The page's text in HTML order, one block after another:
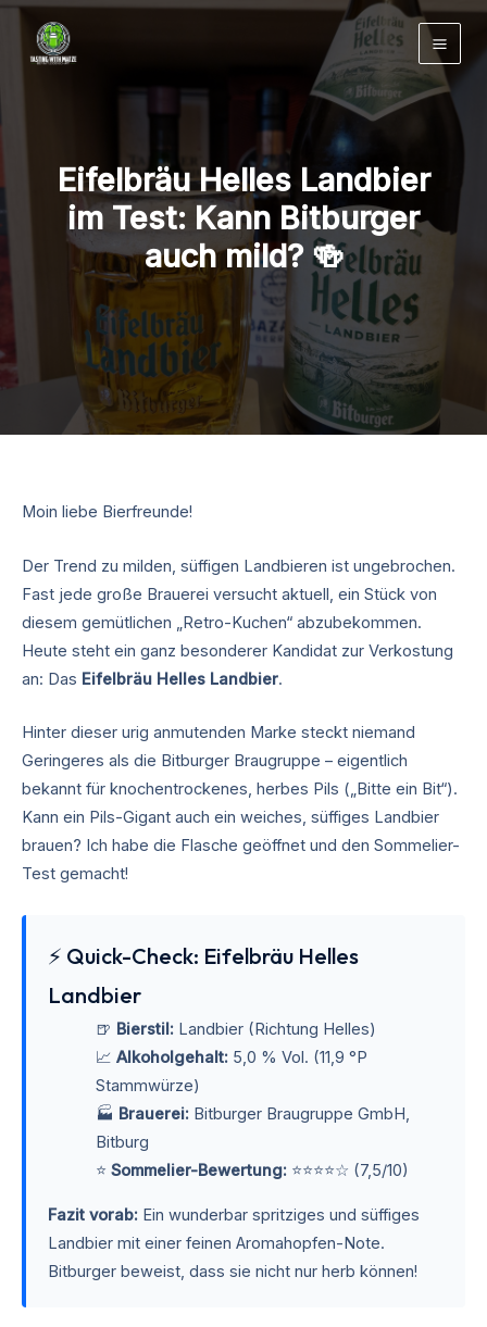
Zum
Inhalt
springen
Eifelbräu Helles Landbier
im Test: Kann Bitburger
auch mild? 🍻
Moin liebe Bierfreunde!
Der Trend zu milden, süffigen Landbieren ist ungebrochen.
Fast jede große Brauerei versucht aktuell, ein Stück von
diesem gemütlichen „Retro-Kuchen“ abzubekommen.
Heute steht ein ganz besonderer Kandidat zur Verkostung
an: Das Eifelbräu Helles Landbier.
Hinter dieser urig anmutenden Marke steckt niemand
Geringeres als die Bitburger Braugruppe – eigentlich
bekannt für knochentrockenes, herbes Pils („Bitte ein Bit“).
Kann ein Pils-Gigant auch ein weiches, süffiges Landbier
brauen? Ich habe die Flasche geöffnet und den Sommelier-
Test gemacht!
⚡ Quick-Check: Eifelbräu Helles
Landbier
🍺 Bierstil:Landbier (Richtung Helles)
📈 Alkoholgehalt:5,0 % Vol. (11,9 °P
Stammwürze)
🏭 Brauerei:Bitburger Braugruppe GmbH,
Bitburg
⭐ Sommelier-Bewertung:⭐⭐⭐⭐☆ (7,5/10)
Fazit vorab: Ein wunderbar spritziges und süffiges
Landbier mit einer feinen Aromahopfen-Note.
Bitburger beweist, dass sie nicht nur herb können!